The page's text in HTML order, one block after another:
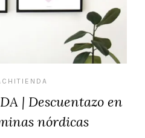
| Descuentazo en
nórdicas